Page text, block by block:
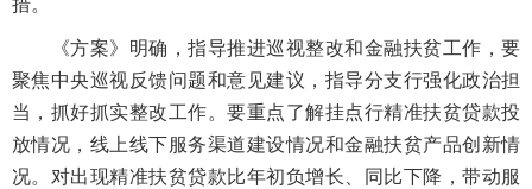
措。
《方案》明确，指导推进巡视整改和金融扶贫工作，要
聚焦中央巡视反馈问题和意见建议，指导分支行强化政治担
当，抓好抓实整改工作。要重点了解挂点行精准扶贫贷款投
放情况，线上线下服务渠道建设情况和金融扶贫产品创新情
况。对出现精准扶贫贷款比年初负增长、同比下降，带动服